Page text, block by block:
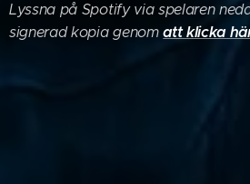
Lyssna på Spotify via spelaren
signerad kopia genomatt klicka